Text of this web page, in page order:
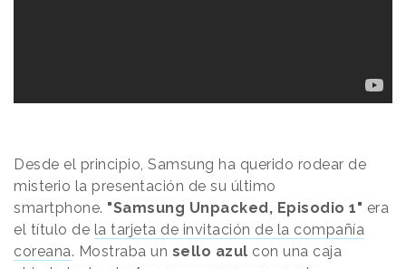
Desde el principio, Samsung ha querido rodear de
misterio la presentación de su último
smartphone. "Samsung Unpacked, Episodio 1" era
el título de la tarjeta de invitación de la compañía
coreana. Mostraba un sello azul con una caja